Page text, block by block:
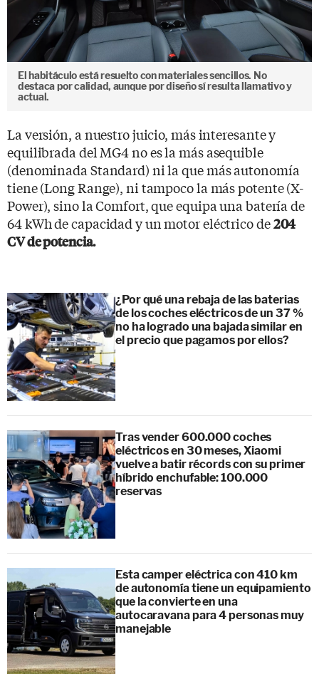
El habitáculo está resuelto con materiales sencillos. No
destaca por calidad, aunque por diseño sí resulta llamativo y
actual.
La versión, a nuestro juicio, más interesante y
equilibrada del MG4 no es la más asequible
(denominada Standard) ni la que más autonomía
tiene (Long Range), ni tampoco la más potente (X-
Power), sino la Comfort, que equipa una batería de
64 kWh de capacidad y un motor eléctrico de204
CV de potencia.
¿Por qué una rebaja de las baterias
de los coches eléctricos de un 37 %
no ha logrado una bajada similar en
el precio que pagamos por ellos?
Tras vender 600.000 coches
eléctricos en 30 meses, Xiaomi
vuelve a batir récords con su primer
híbrido enchufable: 100.000
reservas
Esta camper eléctrica con 410 km
de autonomía tiene un equipamiento
que la convierte en una
autocaravana para 4 personas muy
manejable